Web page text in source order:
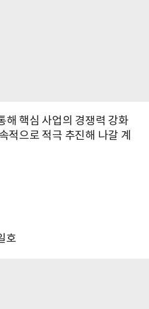
해 핵심 사업의 경쟁력 강화
적으로 적극 추진해 나갈 계
호